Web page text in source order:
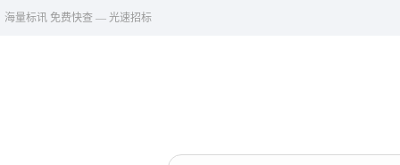
海量标讯 免费快查 — 光速招标